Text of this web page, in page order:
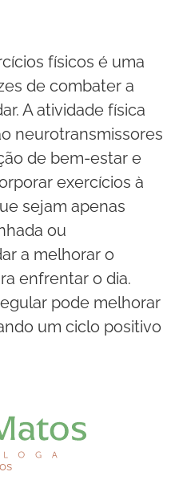
físicos é uma
de combater a
A atividade física
neurotransmissores
de bem-estar e
exercícios à
sejam apenas
ou
a melhorar o
enfrentar o dia.
pode melhorar
um ciclo positivo